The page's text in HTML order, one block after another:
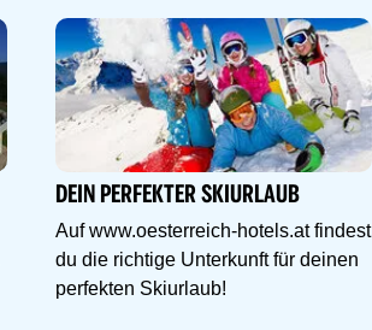
DEIN PERFEKTER SKIURLAUB
Auf www.oesterreich-hotels.at findest
du die richtige Unterkunft für deinen
perfekten Skiurlaub!